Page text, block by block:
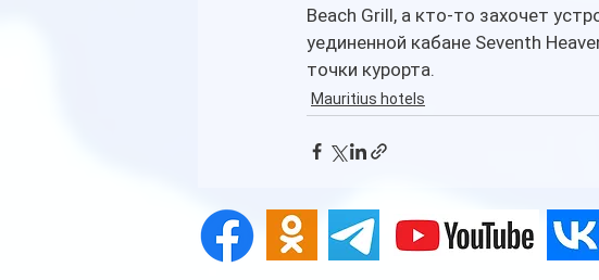
Beach Grill, а кто-то захочет
уединенной кабане Seventh
точки курорта.
Mauritius hotels